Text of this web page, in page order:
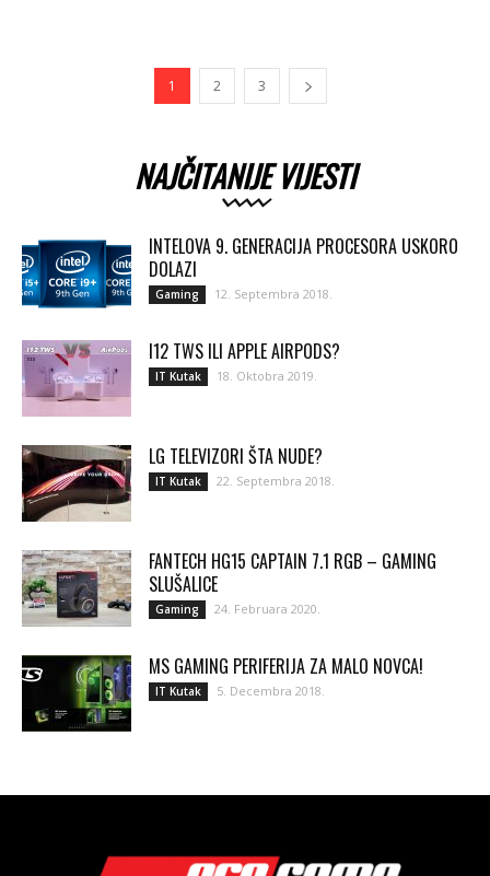
1 2 3
NAJČITANIJE VIJESTI
INTELOVA 9. GENERACIJA PROCESORA USKORO
DOLAZI
Gaming 12. Septembra 2018.
I12 TWS ILI APPLE AIRPODS?
IT Kutak 18. Oktobra 2019.
LG TELEVIZORI ŠTA NUDE?
IT Kutak 22. Septembra 2018.
FANTECH HG15 CAPTAIN 7.1 RGB – GAMING
SLUŠALICE
Gaming 24. Februara 2020.
MS GAMING PERIFERIJA ZA MALO NOVCA!
IT Kutak 5. Decembra 2018.